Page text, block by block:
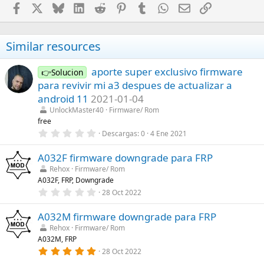
Facebook BlueskyLinkedInReddit PinterestTumblr WhatsApp
EmailEnlace
Similar resources
👉Solucion
aporte super exclusivo firmware
para revivir mi a3 despues de actualizar a
android 11 2021-01-04
UnlockMaster40 Firmware/ Rom
free
0
0
0
e
s
t
r
l
l
a
(
)
Descargas 0 4 Ene 2021
A032F firmware downgrade para FRP
Rehox Firmware/ Rom
A032F, FRP, Downgrade
0
0
0
e
s
r
28 Oct 2022
A032M firmware downgrade para FRP
Rehox Firmware/ Rom
A032M, FRP
528 Oct 2022